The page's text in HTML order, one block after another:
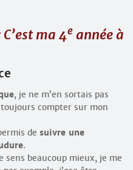
C’est ma 4eannée à
, je ne m’en sortais pas
compter sur mon
de suivre une
.
sens beaucoup mieux, je me